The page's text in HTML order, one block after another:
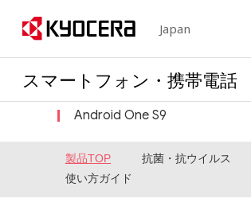
Japan
スマートフォン・携帯電話
Android One S9
製品TOP 抗菌・抗ウイルス
使い方ガイド